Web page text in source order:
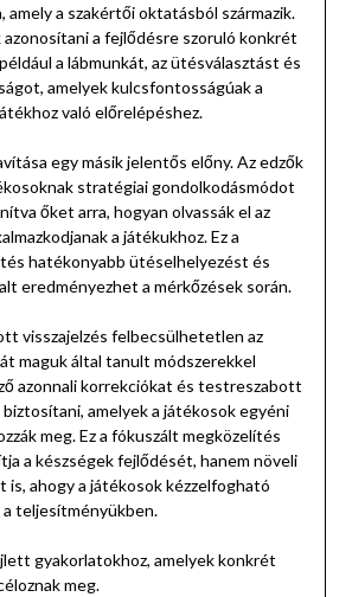
amely a szakértői oktatásból származik.
azonosítani a fejlődésre szoruló konkrét
a lábmunkát, az ütésválasztást és
amelyek kulcsfontosságúak a
való előrelépéshez.
egy másik jelentős előny. Az edzők
stratégiai gondolkodásmódot
őket arra, hogyan olvassák el az
a játékukhoz. Ez a
hatékonyabb ütéselhelyezést és
eredményezhet a mérkőzések során.
visszajelzés felbecsülhetetlen az
maguk által tanult módszerekkel
azonnali korrekciókat és testreszabott
amelyek a játékosok egyéni
meg. Ez a fókuszált megközelítés
a készségek fejlődését, hanem növeli
is, ahogy a játékosok kézzelfogható
teljesítményükben.
gyakorlatokhoz, amelyek konkrét
meg.